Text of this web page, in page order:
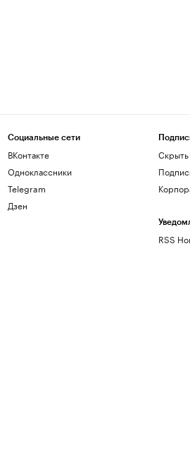
Социальные сети
ВКонтакте
Одноклассники
Telegram
Дзен
RSS